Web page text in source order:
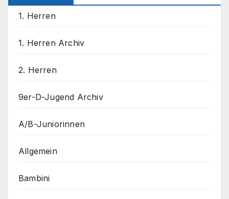
1. Herren
1. Herren Archiv
2. Herren
9er-D-Jugend Archiv
A/B-Juniorinnen
Allgemein
Bambini